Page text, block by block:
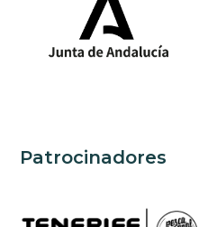
Patrocinadores